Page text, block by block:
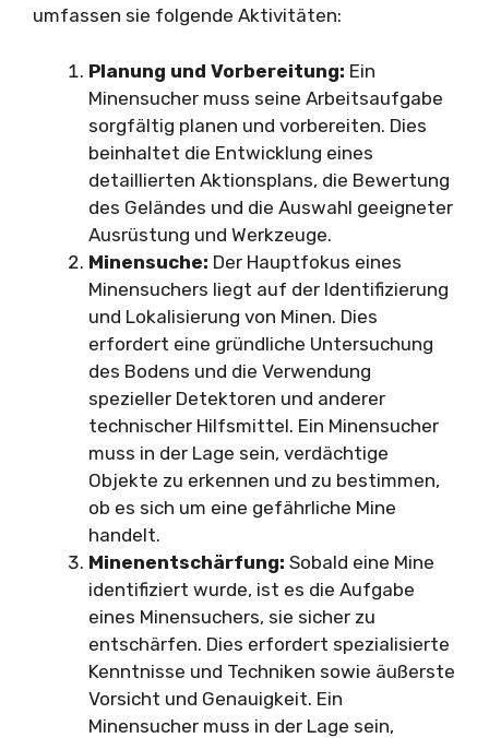
umfassen sie folgende Aktivitäten:
Planung und Vorbereitung: Ein
Minensucher muss seine Arbeitsaufgabe
sorgfältig planen und vorbereiten. Dies
beinhaltet die Entwicklung eines
detaillierten Aktionsplans, die Bewertung
des Geländes und die Auswahl geeigneter
Ausrüstung und Werkzeuge.
Minensuche: Der Hauptfokus eines
Minensuchers liegt auf der Identifizierung
und Lokalisierung von Minen. Dies
erfordert eine gründliche Untersuchung
des Bodens und die Verwendung
spezieller Detektoren und anderer
technischer Hilfsmittel. Ein Minensucher
muss in der Lage sein, verdächtige
Objekte zu erkennen und zu bestimmen,
ob es sich um eine gefährliche Mine
handelt.
Minenentschärfung: Sobald eine Mine
identifiziert wurde, ist es die Aufgabe
eines Minensuchers, sie sicher zu
entschärfen. Dies erfordert spezialisierte
Kenntnisse und Techniken sowie äußerste
Vorsicht und Genauigkeit. Ein
Minensucher muss in der Lage sein,